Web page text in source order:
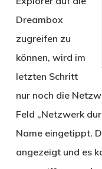
Dreambox
zugreifen zu
können, wird im
letzten Schritt
nur noch die
Feld „Netzwerk
Name eingetippt.
angezeigt und es